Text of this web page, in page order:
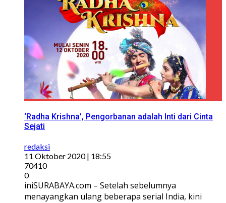
‘Radha Krishna’, Pengorbanan adalah Inti dari Cinta
Sejati
redaksi
11 Oktober 2020 | 18:55
70410
0
iniSURABAYA.com – Setelah sebelumnya
menayangkan ulang beberapa serial India, kini